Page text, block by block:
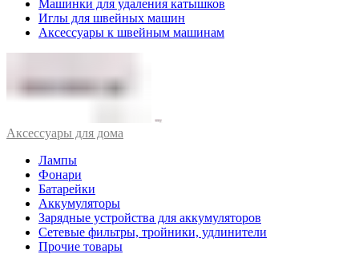
Машинки для удаления катышков
Иглы для швейных машин
Аксессуары к швейным машинам
Аксессуары для дома
Лампы
Фонари
Батарейки
Аккумуляторы
Зарядные устройства для аккумуляторов
Сетевые фильтры, тройники, удлинители
Прочие товары